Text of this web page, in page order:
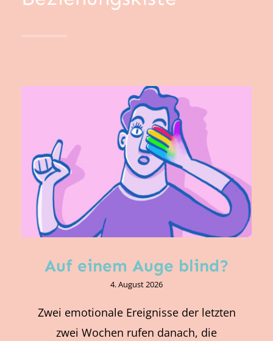
Auf einem Auge blind?
4. August 2026
Zwei emotionale Ereignisse der letzten
zwei Wochen rufen danach, die